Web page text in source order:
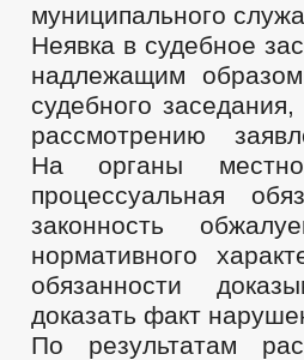
муниципального
Неявка в судебное
надлежащим
судебного
рассмотрению
На органы
процессуальная
законность
нормативного
обязанности
доказать факт
По результатам